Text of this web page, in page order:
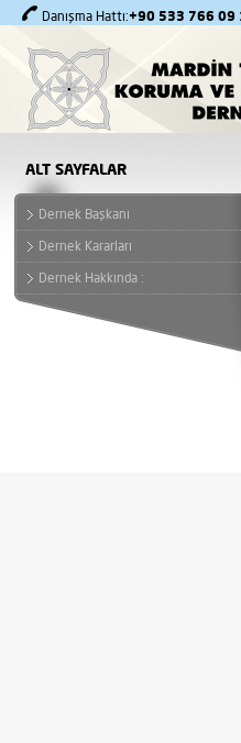
Danışma Hattı:+90 533 766 09
ALT SAYFALAR
Dernek Başkanı
Dernek Kararları
Dernek Hakkında :